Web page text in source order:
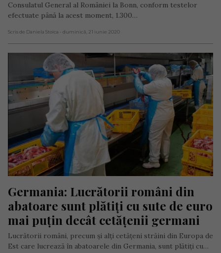
Consulatul General al României la Bonn, conform testelor
efectuate până la acest moment, 1.300…
Scris de Daniela Stoica - duminică, 21 iunie 2020
Germania: Lucrătorii români din
abatoare sunt plătiți cu sute de euro
mai puțin decât cetățenii germani
Lucrătorii români, precum și alți cetățeni străini din Europa de
Est care lucrează în abatoarele din Germania, sunt plătiți cu…